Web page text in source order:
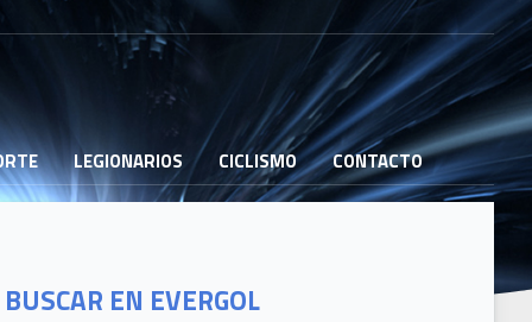
LEGIONARIOS CICLISMO CONTACTO
BUSCAR EN EVERGOL